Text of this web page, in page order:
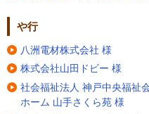
や行
八洲電材株式会社 様
株式会社山田ドビー 様
社会福祉法人 神戸中央福祉
ホーム 山手さくら苑 様